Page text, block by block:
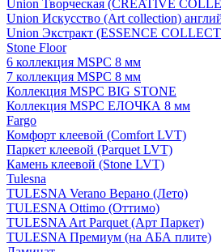
Union Творческая (CREATIVE
Union Искусство (Art collection)
Union Экстракт (ESSENCE
Stone Floor
6 коллекция MSPC 8 мм
7 коллекция MSPC 8 мм
Коллекция MSPC BIG STONE
Коллекция MSPC ЕЛОЧКА 8 мм
Fargo
Комфорт клеевой (Comfort LVT)
Паркет клеевой (Parquet LVT)
Камень клеевой (Stone LVT)
Tulesna
TULESNA Verano Верано (Лето)
TULESNA Ottimo (Оттимо)
TULESNA Art Parquet (Арт Паркет)
TULESNA Премиум (на АБА плите)